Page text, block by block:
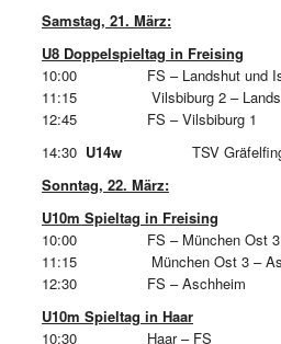
Samstag, 21. März:
U8 Doppelspieltag in Freising
10:00 FS – Landshut und
11:15 Vilsbiburg 2 – Landshut
12:45 FS –
14:30 U14w
TSV Gräfelfing
Sonntag, 22. März:
U10m Spieltag in Freising
10:00 FS – München Ost 3
11:15 München Ost 3 –
12:30 FS –
U10m Spieltag in Haar
10:30 Haar – FS